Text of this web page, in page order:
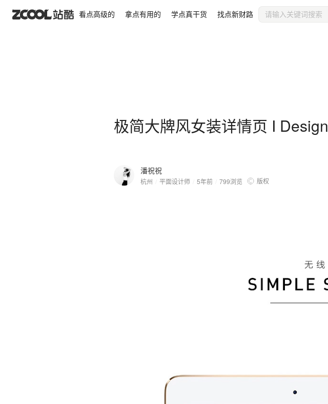
看点高级的 拿点有用的 学点真干货 找点新财路
极简大牌风女装详情页 I Design
潘祝祝
杭州 平面设计师 5年前 799浏览 版权
极简大牌风女装详情页 I Design